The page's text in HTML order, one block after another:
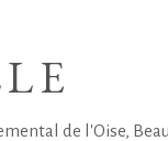
de l'Oise,